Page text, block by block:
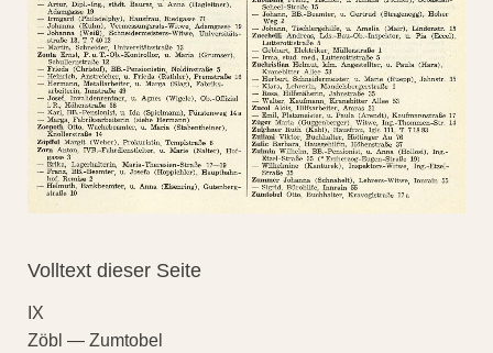
Volltext dieser Seite
IX
Zöbl — Zumtobel